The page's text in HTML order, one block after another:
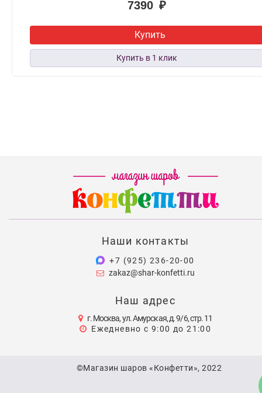
7390 ₽
Купить
Наши контакты
+7 (925) 236-20-00
zakaz@shar-konfetti.ru
Наш адрес
г. Москва, ул. Амурская, д. 9/6, стр. 11
Ежедневно с 9:00 до 21:00
©Магазин шаров «Конфетти», 2022